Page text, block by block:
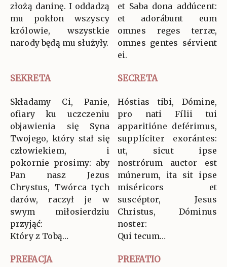
złożą daninę. I oddadzą
mu pokłon wszyscy
królowie, wszystkie
narody będą mu służyły.
et Saba dona addúcent:
et adorábunt eum
omnes reges terræ,
omnes gentes sérvient
ei.
SEKRETA SECRETA
Składamy Ci, Panie,
ofiary ku uczczeniu
objawienia się Syna
Twojego, który stał się
człowiekiem, i
pokornie prosimy: aby
Pan nasz Jezus
Chrystus, Twórca tych
darów, raczył je w
swym miłosierdziu
przyjąć:
Który z Tobą…
Hóstias tibi, Dómine,
pro nati Fílii tui
apparitióne deférimus,
supplíciter exorántes:
ut, sicut ipse
nostrórum auctor est
múnerum, ita sit ipse
miséricors et
suscéptor, Jesus
Christus, Dóminus
noster:
Qui tecum…
PREFACJA PREFATIO